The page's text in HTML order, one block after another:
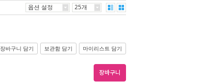
옵션 설정 25개
장바구니 담기 보관함 담기 마이리스트 담기
장바구니